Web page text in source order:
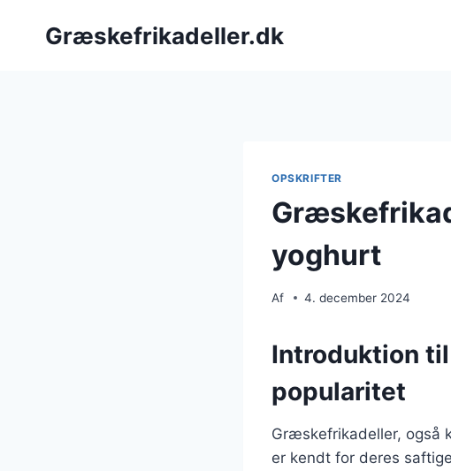
Græskefrikadeller.dk
OPSKRIFTER
yoghurt
Af 4. december 2024
Introduktion
popularitet
Græskefrikadeller, også
er kendt for deres